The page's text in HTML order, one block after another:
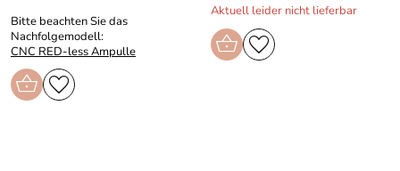
Bitte beachten Sie das
Nachfolgemodell:
CNC RED-less Ampulle
Aktuell leider nicht lieferbar